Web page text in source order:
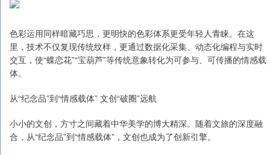
色彩运用同样暗藏巧思，更明快的色彩体系更受年轻人青睐。在这
里，技术不仅复现传统纹样，更通过数据化采集、动态化编程与实时
交互，使“蝶恋花”“宝葫芦”等传统意象转化为可参与、可传播的情感载
体。
从“纪念品”到“情感载体” 文创“破圈”远航
小小的文创，方寸之间藏着中华美学的博大精深。随着文旅的深度融
合，从“纪念品”到“情感载体”，文创也成为了创新引擎。